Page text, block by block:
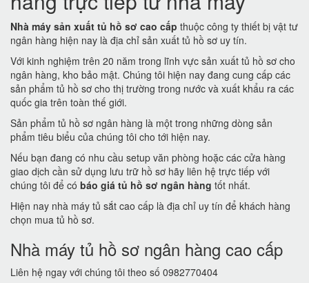
Nhà máy sản xuất tủ hồ sơ cao cấp thuộc công ty thiết bị vật tư
ngân hàng hiện nay là địa chỉ sản xuất tủ hồ sơ uy tín.
Với kinh nghiệm trên 20 năm trong lĩnh vực sản xuất tủ hồ sơ cho
ngân hàng, kho bảo mật. Chúng tôi hiện nay đang cung cấp các
sản phẩm tủ hồ sơ cho thị trường trong nước và xuất khẩu ra các
quốc gia trên toàn thế giới.
Sản phẩm tủ hồ sơ ngân hàng là một trong những dòng sản
phẩm tiêu biểu của chúng tôi cho tới hiện nay.
Nếu bạn đang có nhu cầu setup văn phòng hoặc các cửa hàng
giao dịch cần sử dụng lưu trữ hồ sơ hãy liên hệ trực tiếp với
chúng tôi để có báo giá tủ hồ sơ ngân hàng tốt nhất.
Hiện nay nhà máy tủ sắt cao cấp là địa chỉ uy tín để khách hàng
chọn mua tủ hồ sơ.
Nhà máy tủ hồ sơ ngân hàng cao cấp
Liên hệ ngay với chúng tôi theo số 0982770404